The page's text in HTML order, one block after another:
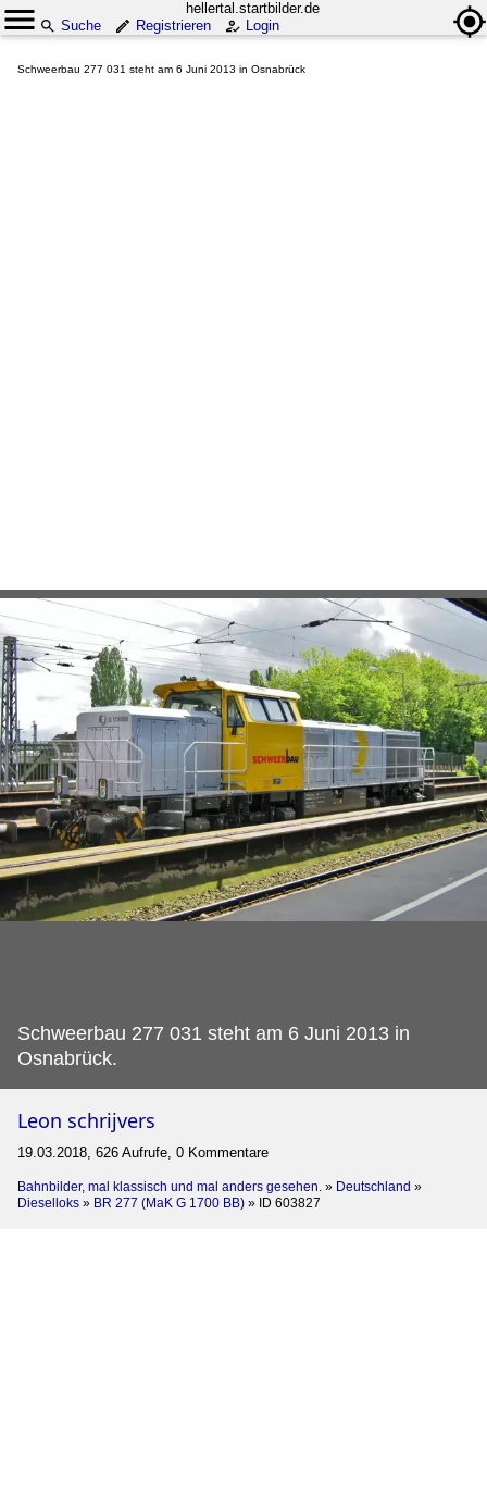
hellertal.startbilder.de
Suche
Registrieren Login
Schweerbau 277 031 steht am 6 Juni 2013 in Osnabrück
Schweerbau 277 031 steht am 6 Juni 2013 in
Osnabrück.
Leon schrijvers
19.03.2018, 626 Aufrufe, 0 Kommentare
Bahnbilder, mal klassisch und mal anders gesehen. » Deutschland »
Dieselloks » BR 277 (MaK G 1700 BB) » ID 603827